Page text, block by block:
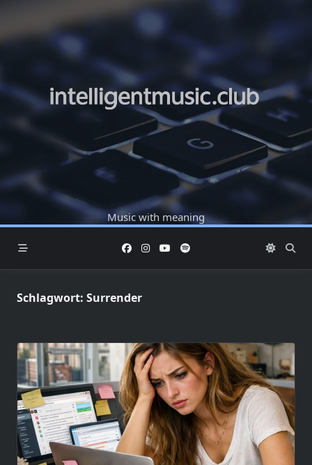
content
Music with meaning
Schlagwort: Surrender